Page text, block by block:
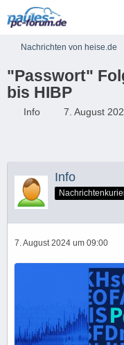
Nachrichten von heise.de
"Passwort"
bis HIBP
Info 7. August
Info
7. August 2024 um 09:00